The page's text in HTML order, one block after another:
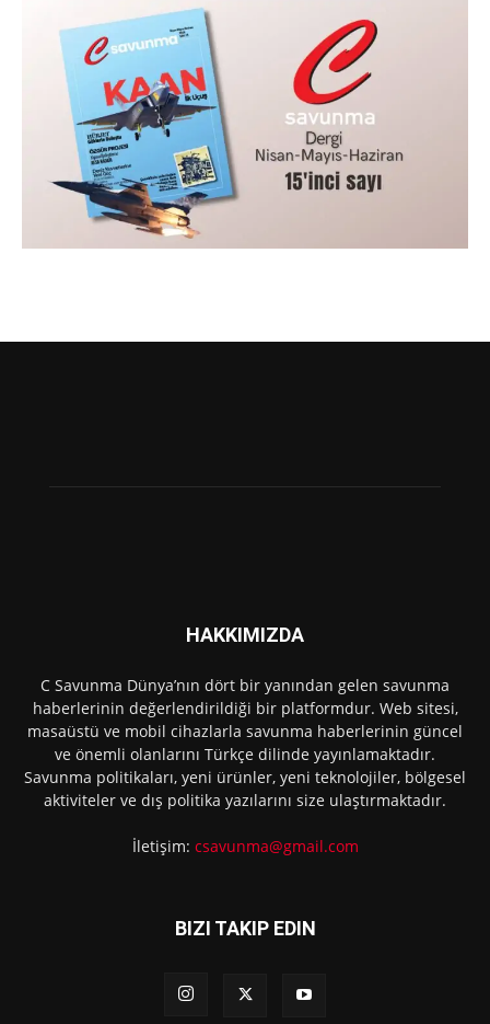
HAKKIMIZDA
C Savunma Dünya’nın dört bir yanından gelen savunma
haberlerinin değerlendirildiği bir platformdur. Web sitesi,
masaüstü ve mobil cihazlarla savunma haberlerinin güncel
ve önemli olanlarını Türkçe dilinde yayınlamaktadır.
Savunma politikaları, yeni ürünler, yeni teknolojiler, bölgesel
aktiviteler ve dış politika yazılarını size ulaştırmaktadır.
İletişim: csavunma@gmail.com
BIZI TAKIP EDIN